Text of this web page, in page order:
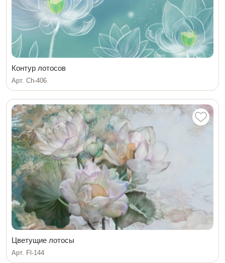
Контур лотосов
Арт. Ch-406
Цветущие лотосы
Арт. Fl-144